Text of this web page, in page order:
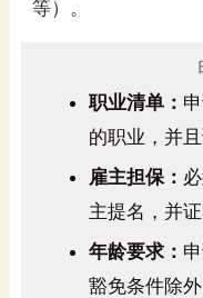
等）。
职业清单：
的职业，并
雇主担保：
主提名，并
年龄要求：
豁免条件除外